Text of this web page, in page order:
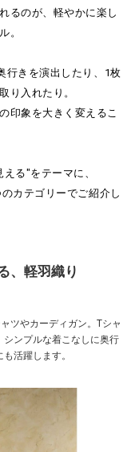
るのが、軽やかに楽し
。
行きを演出したり、1枚
り入れたり。
印象を大きく変えるこ
る"をテーマに、
カテゴリーでご紹介し
、軽羽織り
ツやカーディガン。Tシャ
ンプルな着こなしに奥行
活躍します。